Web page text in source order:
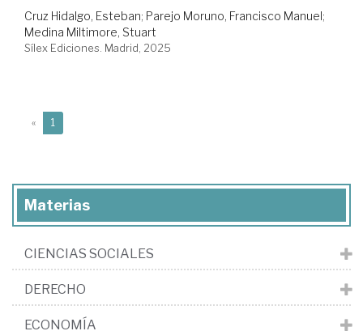
Cruz Hidalgo, Esteban; Parejo Moruno, Francisco Manuel;
Medina Miltimore, Stuart
Sílex Ediciones. Madrid, 2025
« 1
Materias
CIENCIAS SOCIALES
DERECHO
ECONOMÍA